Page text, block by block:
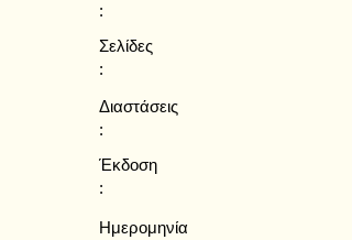
:
Σελίδες
:
Διαστάσεις
:
Έκδοση
:
Ημερομηνία